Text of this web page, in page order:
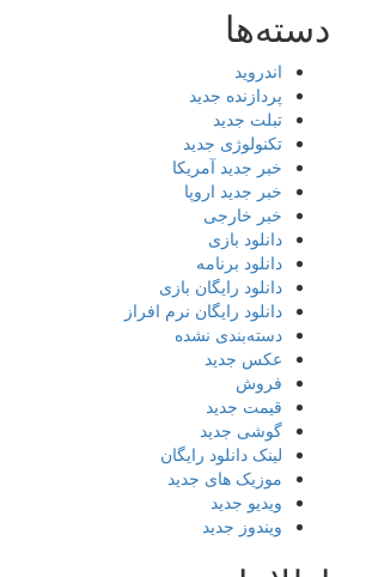
دسته‌ها
اندروید
پردازنده جدید
تبلت جدید
تکنولوژی جدید
خبر جدید آمریکا
خبر جدید اروپا
خبر خارجی
دانلود بازی
دانلود برنامه
دانلود رایگان بازی
دانلود رایگان نرم افراز
دسته‌بندی نشده
عکس جدید
فروش
قیمت جدید
گوشی جدید
لینک دانلود رایگان
موزیک های جدید
ویدیو جدید
ویندوز جدید